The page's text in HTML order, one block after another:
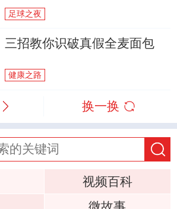
足球之夜
三招教你识破真假全麦面包
健康之路
换一换
视频百科